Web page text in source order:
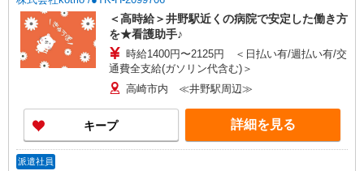
＜高時給＞井野駅近くの病院で安定した働き方
を★看護助手♪
時給1400円〜2125円 ＜日払い有/週払い有/交
通費全支給(ガソリン代含む)＞
高崎市内 ≪井野駅周辺≫
キープ 詳細を見る
派遣社員